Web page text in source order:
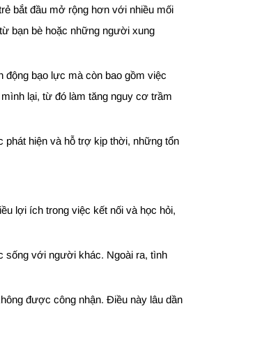
bắt đầu mở rộng hơn với nhiều mối
bạn bè hoặc những người xung
động bạo lực mà còn bao gồm việc
lại, từ đó làm tăng nguy cơ trầm
phát hiện và hỗ trợ kịp thời, những tổn
lợi ích trong việc kết nối và học hỏi,
sống với người khác. Ngoài ra, tình
được công nhận. Điều này lâu dần